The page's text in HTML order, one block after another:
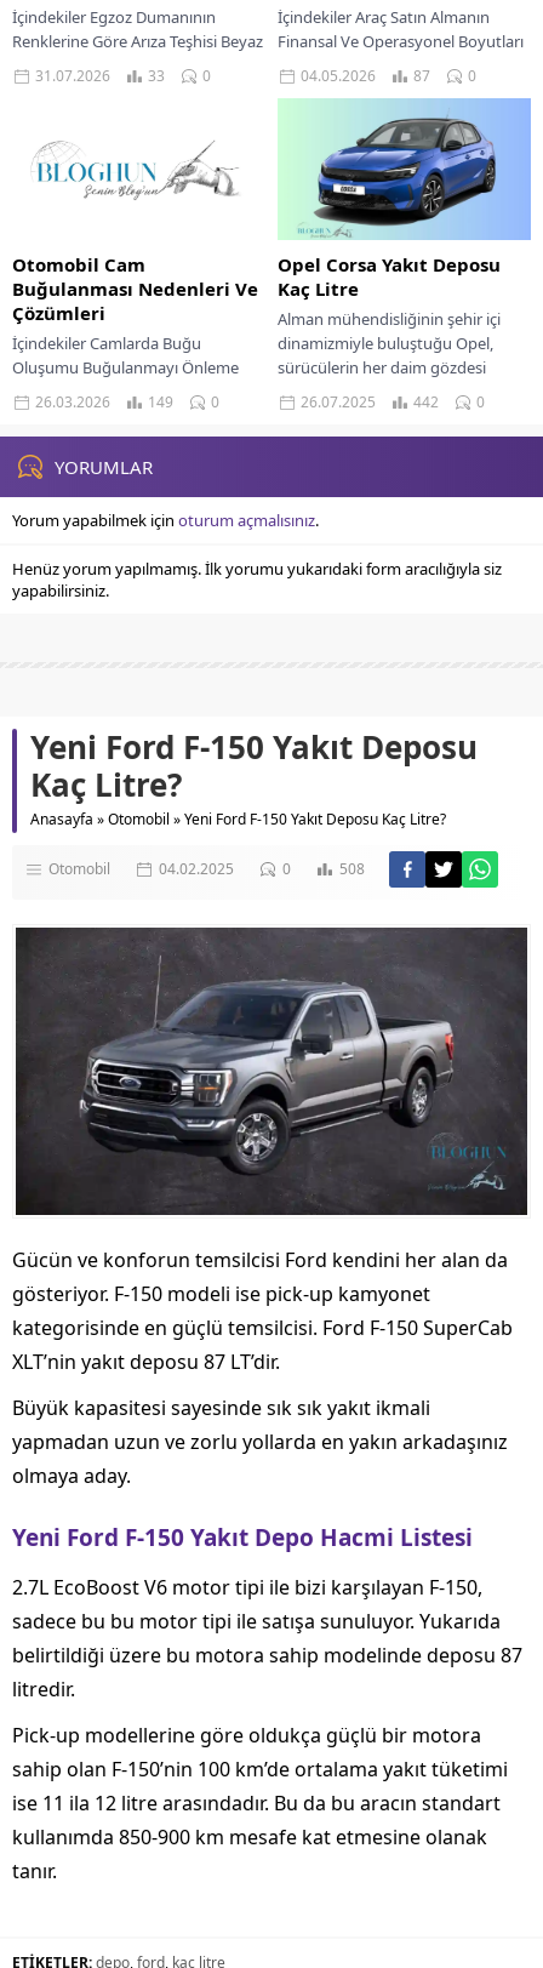
İçindekiler Egzoz Dumanının
Renklerine Göre Arıza Teşhisi Beyaz
Egzoz Dumanı Mavi Egzoz Dumanı
Siyah Egzoz Dumanı Egzoz Dumanı
31.07.2026 33 0
İçindekiler Araç Satın Almanın
Finansal Ve Operasyonel Boyutları
Kiralama Seçeneğinin Temel
Avantajları Ve Dezavantajları Satın
Alma Ve Kiralama Kişisel Tercihleri...
04.05.2026 87 0
Otomobil Cam
Buğulanması Nedenleri Ve
Çözümleri
İçindekiler Camlarda Buğu
Oluşumu Buğulanmayı Önleme
Yöntemleri Ek Tedbirler Ve
Kimyasal Çözümler Sürücü
Deneyimine Etkisi Sistem
Performansının Rolü Çözümlerin
26.03.2026 149 0
Opel Corsa Yakıt Deposu
Kaç Litre
Alman mühendisliğinin şehir içi
dinamizmiyle buluştuğu Opel,
sürücülerin her daim gözdesi
olmayı başardı. Markanın bu
başarısındaki en büyük pay
sahiplerinden...
26.07.2025 442 0
YORUMLAR
Yorum yapabilmek için oturum açmalısınız.
Henüz yorum yapılmamış. İlk yorumu yukarıdaki form aracılığıyla siz
yapabilirsiniz.
Yeni Ford F-150 Yakıt Deposu
Kaç Litre?
Anasayfa »Otomobil »Yeni Ford F-150 Yakıt Deposu Kaç Litre?
Otomobil 04.02.2025 0 508
Gücün ve konforun temsilcisi Ford kendini her alan da
gösteriyor. F-150 modeli ise pick-up kamyonet
kategorisinde en güçlü temsilcisi. Ford F-150 SuperCab
XLT’nin yakıt deposu 87 LT’dir.
Büyük kapasitesi sayesinde sık sık yakıt ikmali
yapmadan uzun ve zorlu yollarda en yakın arkadaşınız
olmaya aday.
Yeni Ford F-150 Yakıt Depo Hacmi Listesi
2.7L EcoBoost V6 motor tipi ile bizi karşılayan F-150,
sadece bu bu motor tipi ile satışa sunuluyor. Yukarıda
belirtildiği üzere bu motora sahip modelinde deposu 87
litredir.
Pick-up modellerine göre oldukça güçlü bir motora
sahip olan F-150’nin 100 km’de ortalama yakıt tüketimi
ise 11 ila 12 litre arasındadır. Bu da bu aracın standart
kullanımda 850-900 km mesafe kat etmesine olanak
tanır.
ETİKETLER:depo,ford, kaç litre